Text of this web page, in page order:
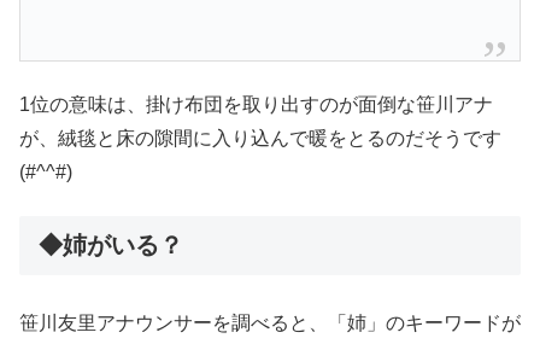
1位の意味は、掛け布団を取り出すのが面倒な笹川アナ
が、絨毯と床の隙間に入り込んで暖をとるのだそうです
(#^^#)
◆姉がいる？
笹川友里アナウンサーを調べると、「姉」のキーワードが